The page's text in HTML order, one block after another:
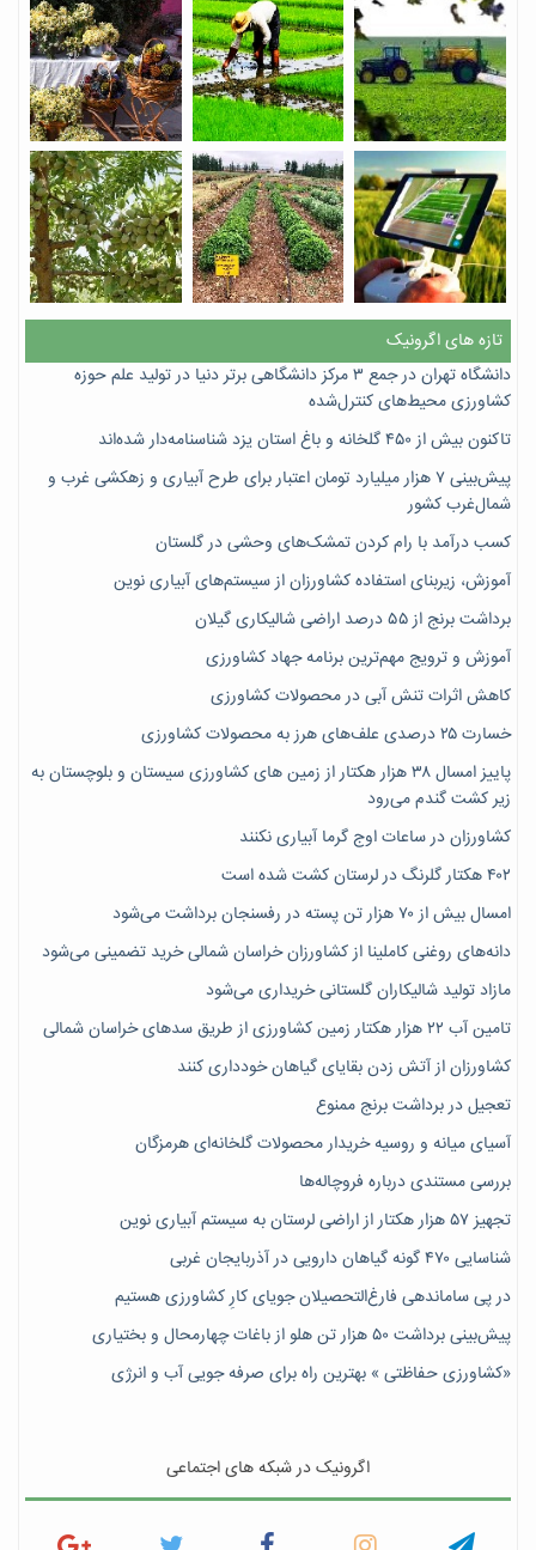
تازه های اگرونیک
دانشگاه تهران در جمع ۳ مرکز دانشگاهی برتر دنیا در تولید علم حوزه
کشاورزی محیط‌های کنترل‌شده
تاکنون بیش از ۴۵۰ گلخانه و باغ استان یزد شناسنامه‌دار شده‌اند
پیش‌بینی ۷‌ هزار میلیارد تومان اعتبار برای طرح آبیاری و زهکشی غرب و
شمال‌غرب کشور
کسب درآمد با رام کردن تمشک‌های وحشی در گلستان
آموزش، زیربنای استفاده کشاورزان از سیستم‌های آبیاری نوین
برداشت برنج از ۵۵ درصد اراضی شالیکاری گیلان
آموزش و ترویج مهم‌ترین برنامه جهاد کشاورزی
کاهش اثرات تنش آبی در محصولات کشاورزی
خسارت ۲۵ درصدی علف‌های هرز به محصولات کشاورزی
پاییز امسال ۳۸ هزار هکتار از زمین های کشاورزی سیستان و بلوچستان به
زیر کشت گندم می‌رود
کشاورزان در ساعات اوج گرما آبیاری نکنند
۴۰۲ هکتار گلرنگ در لرستان کشت شده است
امسال بیش از ۷۰ هزار تن پسته در رفسنجان برداشت می‌شود
دانه‌های روغنی کاملینا از کشاورزان خراسان شمالی خرید تضمینی می‌شود
مازاد تولید شالیکاران گلستانی خریداری می‌شود
تامین آب ۲۲ هزار هکتار زمین کشاورزی از طریق سدهای خراسان شمالی
کشاورزان از آتش زدن بقایای گیاهان خودداری کنند
تعجیل در برداشت برنج ممنوع
آسیای میانه و روسیه خریدار محصولات گلخانه‌ای هرمزگان
بررسی مستندی درباره فروچاله‌ها
تجهیز ۵۷ هزار هکتار از اراضی لرستان به سیستم آبیاری نوین
شناسایی ۴۷٠ گونه گیاهان دارویی در آذربایجان غربی
در پی ساماندهی فارغ‌التحصیلان جویای کارِ کشاورزی هستیم
پیش‎‌بینی برداشت ۵۰ هزار تن هلو از باغات چهارمحال و بختیاری
«کشاورزی حفاظتی » بهترین راه برای صرفه جویی آب و انرژی
اگرونیک در شبکه های اجتماعی